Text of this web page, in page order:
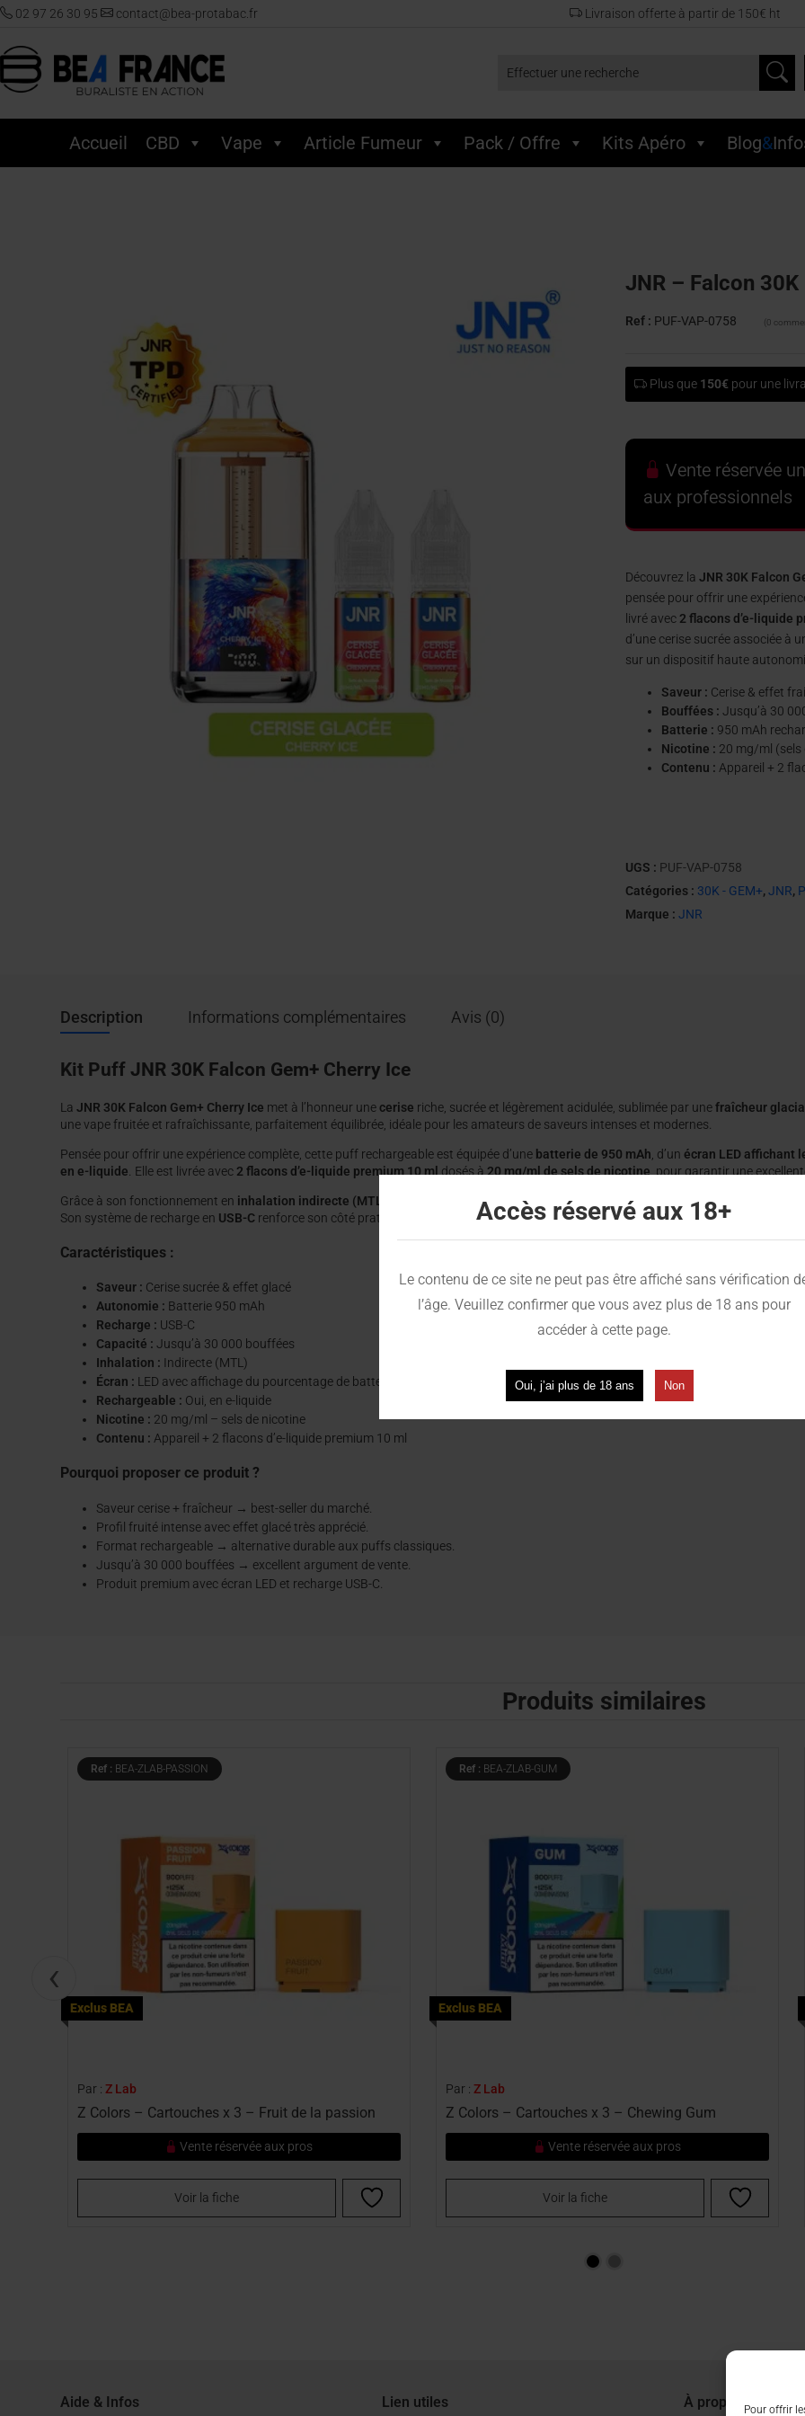
Pour offrir
02 97 26 30 95 contact@bea-protabac.fr Livraison offerte à partir de 150€ ht
Effectuer une recherche
Accueil CBD Vape Article Fumeur Pack / Offre Kits Apéro Blog&
JNR – Falcon
Ref : PUF-VAP-0758 (0
Plus que 150€ pour une
Vente réservée
aux professionnels
Découvrez laJNR 30K Falcon
pensée pour offrir une
livré avec 2 flacons d’e-liquide
d’une cerise sucrée associée à
sur un dispositif haute
Saveur : Cerise & effet
Bouffées : Jusqu’à 30
Batterie : 950 mAh
Nicotine : 20 mg/ml (sels
Contenu : Appareil + 2
UGS : PUF-VAP-0758
Catégories : 30K - GEM+,JNR,
Marque :JNR
Description Informations complémentaires Avis (0)
Kit Puff JNR 30K Falcon Gem+ Cherry Ice
La JNR 30K Falcon Gem+ Cherry Ice met à l’honneur une cerise riche, sucrée et légèrement acidulée, sublimée par unefraîcheur
une vape fruitée et rafraîchissante, parfaitement équilibrée, idéale pour les amateurs de saveurs intenses et modernes.
Pensée pour offrir une expérience complète, cette puff rechargeable est équipée d’une batterie de 950 mAh, d’un écran LED affichant
en e-liquide. Elle est livrée avec 2 flacons d’e-liquide premium 10 mldosés à20 mg/ml de sels de nicotine, pour garantir une
Grâce à son fonctionnement en inhalation indirecte (MTL)
, la JNR 30K Falcon Gem+ assure un tirage confortable, proche de la
Son système de recharge en USB-C renforce son côté pratique et moderne.
Caractéristiques :
Saveur : Cerise sucrée & effet glacé
Autonomie : Batterie 950 mAh
Recharge : USB-C
Capacité : Jusqu’à 30 000 bouffées
Inhalation : Indirecte (MTL)
Écran : LED avec affichage du pourcentage de batterie
Rechargeable : Oui, en e-liquide
Nicotine : 20 mg/ml – sels de nicotine
Contenu : Appareil + 2 flacons d’e-liquide premium 10 ml
Pourquoi proposer ce produit ?
Saveur cerise + fraîcheur → best-seller du marché.
Profil fruité intense avec effet glacé très apprécié.
Format rechargeable → alternative durable aux puffs classiques.
Jusqu’à 30 000 bouffées → excellent argument de vente.
Produit premium avec écran LED et recharge USB-C.
Produits similaires
Ref : BEA-ZLAB-PASSION
Exclus BEA
Par : Z Lab
Z Colors – Cartouches x 3 – Fruit de la passion
Vente réservée aux pros
Voir la fiche
Ref : BEA-ZLAB-GUM
Exclus BEA
Par : Z Lab
Z Colors – Cartouches x 3 – Chewing Gum
Vente réservée aux pros
Voir la fiche
‹
Aide & Infos Lien utiles À propos
Accès réservé aux 18+
Le contenu de ce site ne peut pas être affiché sans vérification
l’âge. Veuillez confirmer que vous avez plus de 18 ans pour
accéder à cette page.
Oui, j’ai plus de 18 ans Non